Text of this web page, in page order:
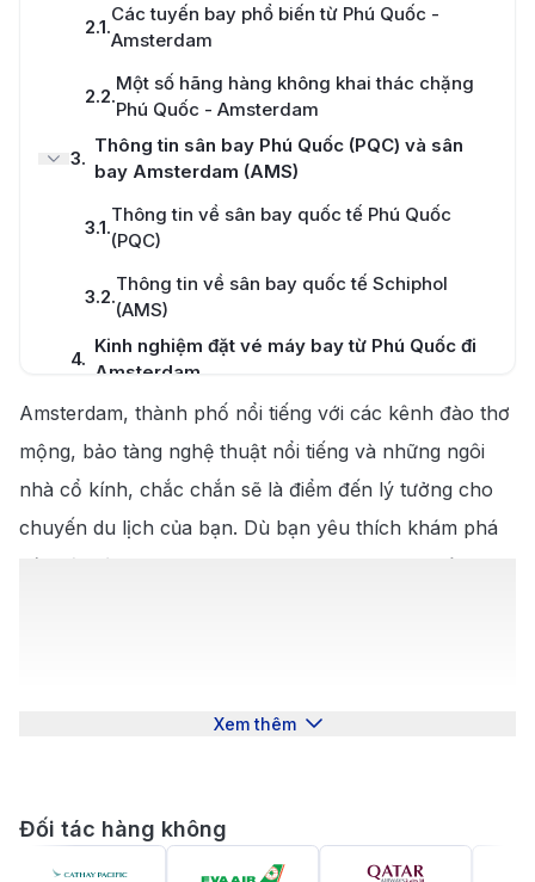
2.1.
Các tuyến bay phổ biến từ Phú Quốc -
Amsterdam
2.2.
Một số hãng hàng không khai thác chặng
Phú Quốc - Amsterdam
3.
Thông tin sân bay Phú Quốc (PQC) và sân
bay Amsterdam (AMS)
3.1.
Thông tin về sân bay quốc tế Phú Quốc
(PQC)
3.2.
Thông tin về sân bay quốc tế Schiphol
(AMS)
4.
Kinh nghiệm đặt vé máy bay từ Phú Quốc đi
Amsterdam
5.
Cẩm nang du lịch Amsterdam cùng 190
5.1.Những địa điểm nổi bật tại Amsterdam
5.2. Khám phá ẩm thực tại Amsterdam
Amsterdam, thành phố nổi tiếng với các kênh đào thơ
mộng, bảo tàng nghệ thuật nổi tiếng và những ngôi
nhà cổ kính, chắc chắn sẽ là điểm đến lý tưởng cho
chuyến du lịch của bạn. Dù bạn yêu thích khám phá
các bảo tàng như Rijksmuseum hay dạo chơi trên
190 Booking , nơi cung cấp nhiều ưu
chuyến đi tuyệt vời này!
Giới thiệu về Amsterdam
Xem thêm
Đối tác hàng không